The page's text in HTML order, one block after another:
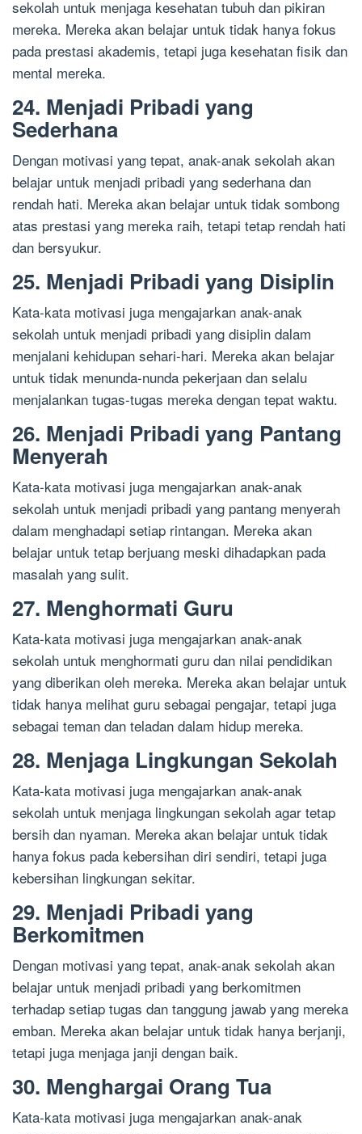
sekolah untuk menjaga kesehatan tubuh dan pikiran
mereka. Mereka akan belajar untuk tidak hanya fokus
pada prestasi akademis, tetapi juga kesehatan fisik dan
mental mereka.
24. Menjadi Pribadi yang
Sederhana
Dengan motivasi yang tepat, anak-anak sekolah akan
belajar untuk menjadi pribadi yang sederhana dan
rendah hati. Mereka akan belajar untuk tidak sombong
atas prestasi yang mereka raih, tetapi tetap rendah hati
dan bersyukur.
25. Menjadi Pribadi yang Disiplin
Kata-kata motivasi juga mengajarkan anak-anak
sekolah untuk menjadi pribadi yang disiplin dalam
menjalani kehidupan sehari-hari. Mereka akan belajar
untuk tidak menunda-nunda pekerjaan dan selalu
menjalankan tugas-tugas mereka dengan tepat waktu.
26. Menjadi Pribadi yang Pantang
Menyerah
Kata-kata motivasi juga mengajarkan anak-anak
sekolah untuk menjadi pribadi yang pantang menyerah
dalam menghadapi setiap rintangan. Mereka akan
belajar untuk tetap berjuang meski dihadapkan pada
masalah yang sulit.
27. Menghormati Guru
Kata-kata motivasi juga mengajarkan anak-anak
sekolah untuk menghormati guru dan nilai pendidikan
yang diberikan oleh mereka. Mereka akan belajar untuk
tidak hanya melihat guru sebagai pengajar, tetapi juga
sebagai teman dan teladan dalam hidup mereka.
28. Menjaga Lingkungan Sekolah
Kata-kata motivasi juga mengajarkan anak-anak
sekolah untuk menjaga lingkungan sekolah agar tetap
bersih dan nyaman. Mereka akan belajar untuk tidak
hanya fokus pada kebersihan diri sendiri, tetapi juga
kebersihan lingkungan sekitar.
29. Menjadi Pribadi yang
Berkomitmen
Dengan motivasi yang tepat, anak-anak sekolah akan
belajar untuk menjadi pribadi yang berkomitmen
terhadap setiap tugas dan tanggung jawab yang mereka
emban. Mereka akan belajar untuk tidak hanya berjanji,
tetapi juga menjaga janji dengan baik.
30. Menghargai Orang Tua
Kata-kata motivasi juga mengajarkan anak-anak